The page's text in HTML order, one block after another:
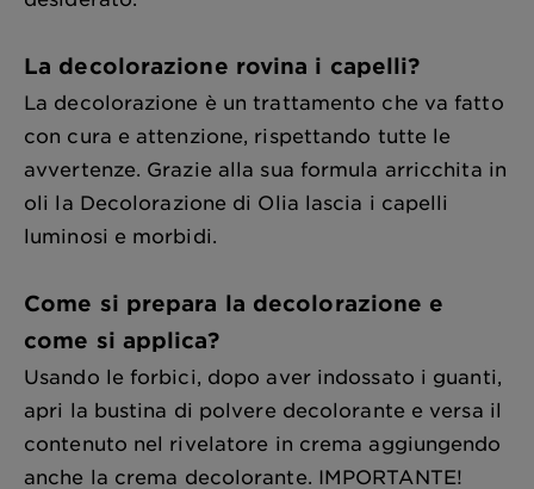
La decolorazione rovina i capelli?
La decolorazione è un trattamento che va fatto
con cura e attenzione, rispettando tutte le
avvertenze. Grazie alla sua formula arricchita in
oli la Decolorazione di Olia lascia i capelli
luminosi e morbidi.
Come si prepara la decolorazione e
come si applica?
Usando le forbici, dopo aver indossato i guanti,
apri la bustina di polvere decolorante e versa il
contenuto nel rivelatore in crema aggiungendo
anche la crema decolorante. IMPORTANTE!